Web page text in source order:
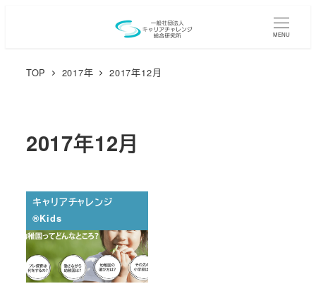
MENU
TOP 2017年 2017年12月
2017年12月
キャリアチャレンジ
®︎Kids